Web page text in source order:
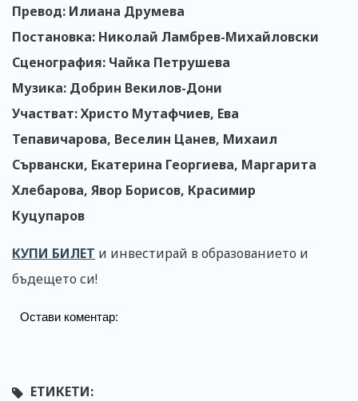
Превод: Илиана Друмева
Постановка: Николай Ламбрев-Михайловски
Сценография: Чайка Петрушева
Музика: Добрин Векилов-Дони
Участват: Христо Мутафчиев, Ева
Тепавичарова, Веселин Цанев, Михаил
Сървански, Екатерина Георгиева, Маргарита
Хлебарова, Явор Борисов, Красимир
Куцупаров
КУПИ БИЛЕТ и инвестирай в образованието и
бъдещето си!
Остави коментар:
ЕТИКЕТИ: